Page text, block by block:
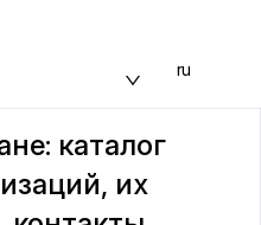
ru
каталог
их